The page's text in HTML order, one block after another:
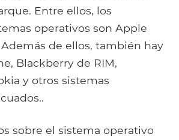
Entre ellos, los
operativos son Apple
de ellos, también hay
Blackberry de RIM,
y otros sistemas
sobre el sistema operativo